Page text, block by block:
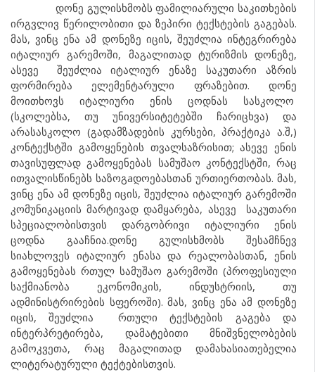
დონე გულისხმობს ფამილიარული საკითხების
ირგვლივ წერილობითი და ზეპირი ტექსტების გაგებას.
მას, ვინც ენა ამ დონეზე იცის, შეუძლია ინტეგრირება
იტალიურ გარემოში, მაგალითად ტურიზმის დონეზე,
ასევე შეუძლია იტალიურ ენაზე საკუთარი აზრის
ფორმირება ელემენტარული ფრაზებით. დონე
მოითხოვს იტალიური ენის ცოდნას სასკოლო
(სკოლებსა, თუ უნივერსიტეტებში ჩარიცხვა) და
არასასკოლო (გადამზადების კურსები, პრაქტიკა ა.შ,)
კონტექსტში გამოყენების თვალსაზრისით; ასევე ენის
თავისუფლად გამოყენებას სამუშაო კონტექსტში, რაც
ითვალისწინებს საზოგaდოებასთან ურთიერთობას. მას,
ვინც ენა ამ დონეზე იცის, შეუძლია იტალიურ გარემოში
კომუნიკაციის მარტივად დამყარება, ასევე საკუთარი
სპეციალობისთვის დარგობრივი იტალიური ენის
ცოდნა გააჩნია.დონე გულისხმობს შესამჩნევ
სიახლოვეს იტალიურ ენასა და რეალობასთან, ენის
გამოყენებას რთულ სამუშაო გარემოში (პროფესიული
საქმიანობა ეკონომიკის, ინდუსტრიის, თუ
ადმინისტრირების სფეროში). მას, ვინც ენა ამ დონეზე
იცის, შეუძლია რთული ტექსტების გაგება და
ინტერპრეტირება, დამატებითი მნიშვნელობების
გამოკვეთა, რაც მაგალითად დამახასიათებელია
ლიტერატურული ტექტებისთვის.